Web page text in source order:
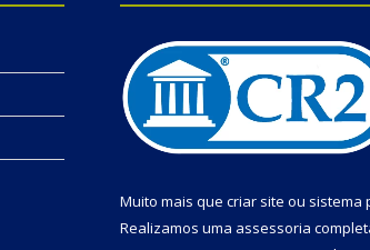
Muito mais que criar site ou sistema
Realizamos uma assessoria